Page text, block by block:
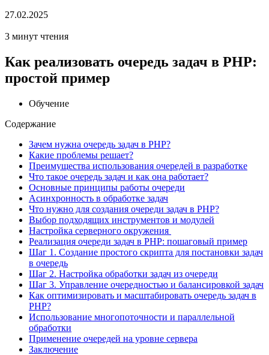
27.02.2025
3 минут чтения
Как реализовать очередь задач в PHP:
простой пример
Обучение
Содержание
Зачем нужна очередь задач в PHP?
Какие проблемы решает?
Преимущества использования очередей в разработке
Что такое очередь задач и как она работает?
Основные принципы работы очереди
Асинхронность в обработке задач
Что нужно для создания очереди задач в PHP?
Выбор подходящих инструментов и модулей
Настройка серверного окружения
Реализация очереди задач в PHP: пошаговый пример
Шаг 1. Создание простого скрипта для постановки задач
в очередь
Шаг 2. Настройка обработки задач из очереди
Шаг 3. Управление очередностью и балансировкой задач
Как оптимизировать и масштабировать очередь задач в
PHP?
Использование многопоточности и параллельной
обработки
Применение очередей на уровне сервера
Заключение